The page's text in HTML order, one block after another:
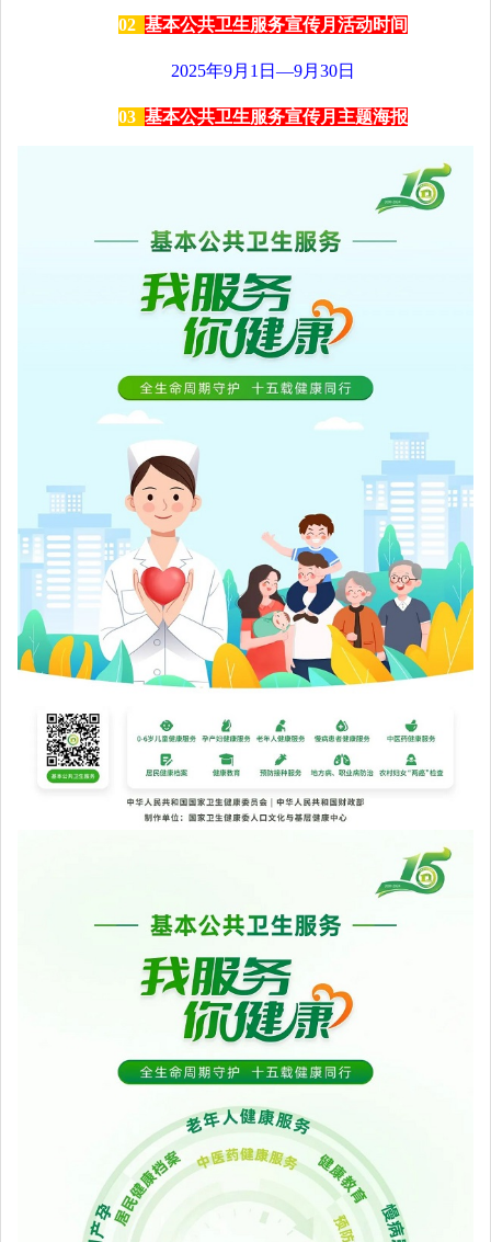
02 基本公共卫生服务宣传月活动时间
2025年9月1日—9月30日
03 基本公共卫生服务宣传月主题海报